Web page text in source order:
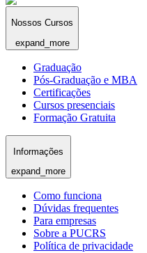
Nossos Cursos
expand_more
Graduação
Pós-Graduação e MBA
Certificações
Cursos presenciais
Formação Gratuita
Informações
expand_more
Como funciona
Dúvidas frequentes
Para empresas
Sobre a PUCRS
Política de privacidade